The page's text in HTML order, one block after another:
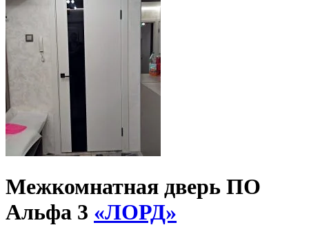
Межкомнатная дверь ПО
Альфа 3 «ЛОРД»